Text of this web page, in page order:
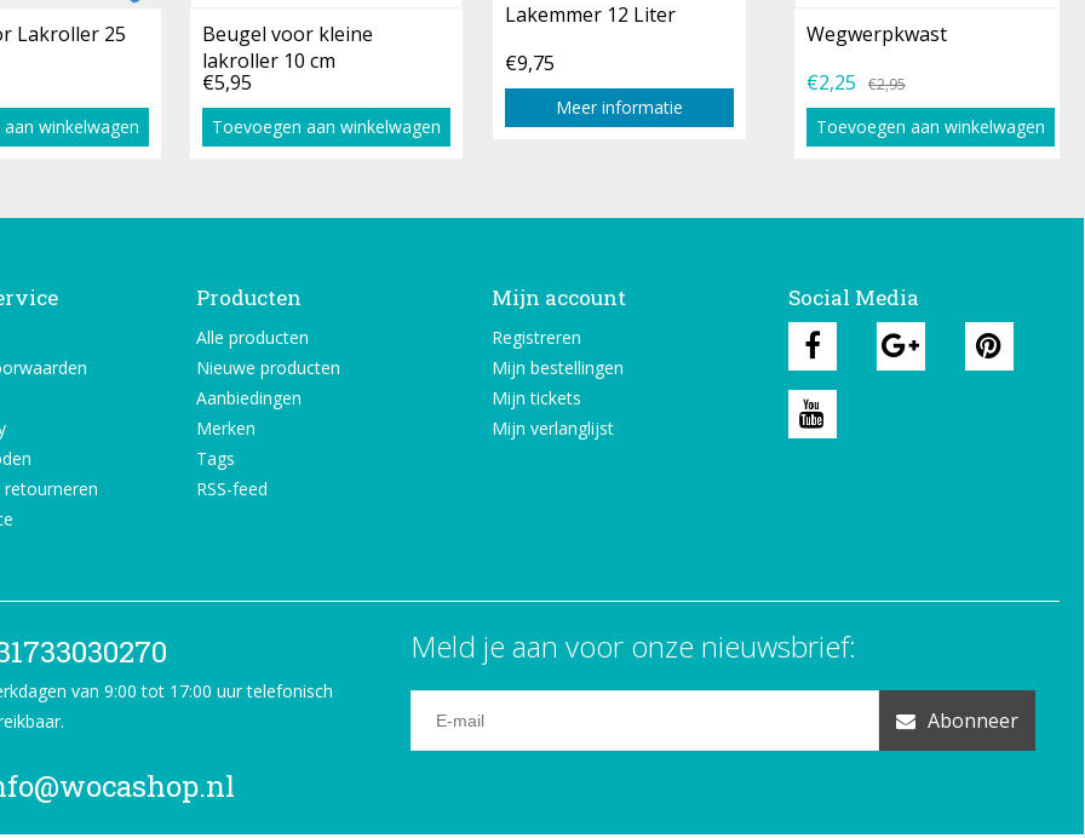
Lakroller 25
winkelwagen
Beugel voor kleine
lakroller 10 cm
€5,95
Toevoegen aan winkelwagen
Lakemmer 12 Liter
€9,75
Meer informatie
Wegwerpkwast
€2,25
€2,95
Toevoegen aan winkelwagen
retourneren
Producten
Alle producten
Nieuwe producten
Aanbiedingen
Merken
Tags
RSS-feed
Mijn account
Registreren
Mijn bestellingen
Mijn tickets
Mijn verlanglijst
Social Media
van 9:00 tot 17:00 uur telefonisch
Meld je aan voor onze nieuwsbrief:
Abonneer